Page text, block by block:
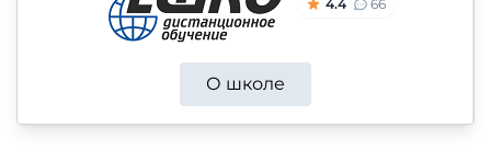
4.4 66
О школе